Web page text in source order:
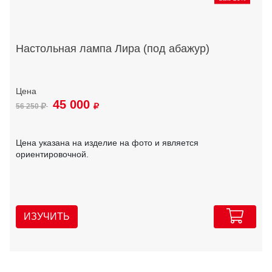
Настольная лампа Лира (под абажур)
56 250 45 000
Цена указана на изделие на фото и является
ориентировочной.
ИЗУЧИТЬ